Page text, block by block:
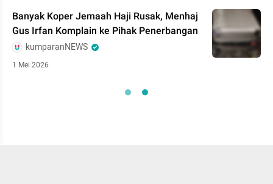
Banyak Koper Jemaah Haji Rusak, Menhaj
Gus Irfan Komplain ke Pihak Penerbangan
kumparanNEWS
1 Mei 2026